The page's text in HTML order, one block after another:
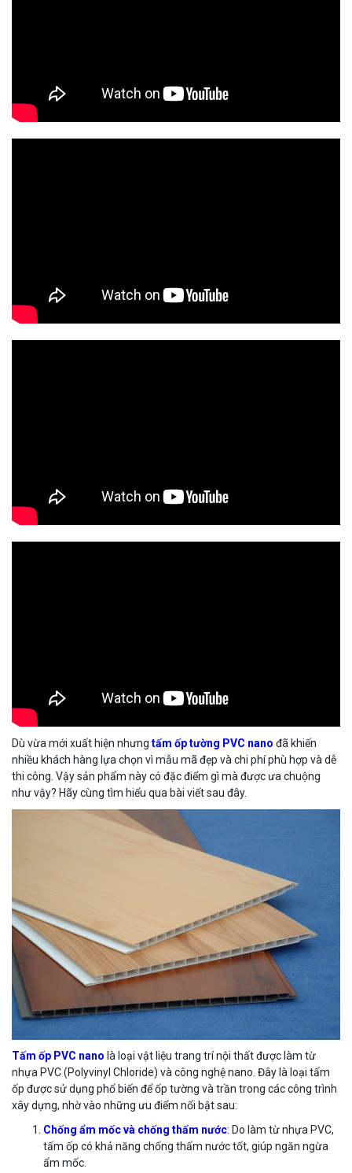
Dù vừa mới xuất hiện nhưng tấm ốp tường PVC nano đã khiến
nhiều khách hàng lựa chọn vì mẫu mã đẹp và chi phí phù hợp và dễ
thi công. Vậy sản phẩm này có đặc điểm gì mà được ưa chuộng
như vậy? Hãy cùng tìm hiểu qua bài viết sau đây.
Tấm ốp PVC nano là loại vật liệu trang trí nội thất được làm từ
nhựa PVC (Polyvinyl Chloride) và công nghệ nano. Đây là loại tấm
ốp được sử dụng phổ biến để ốp tường và trần trong các công trình
xây dựng, nhờ vào những ưu điểm nổi bật sau:
Chống ẩm mốc và chống thấm nước: Do làm từ nhựa PVC,
tấm ốp có khả năng chống thấm nước tốt, giúp ngăn ngừa
ẩm mốc.